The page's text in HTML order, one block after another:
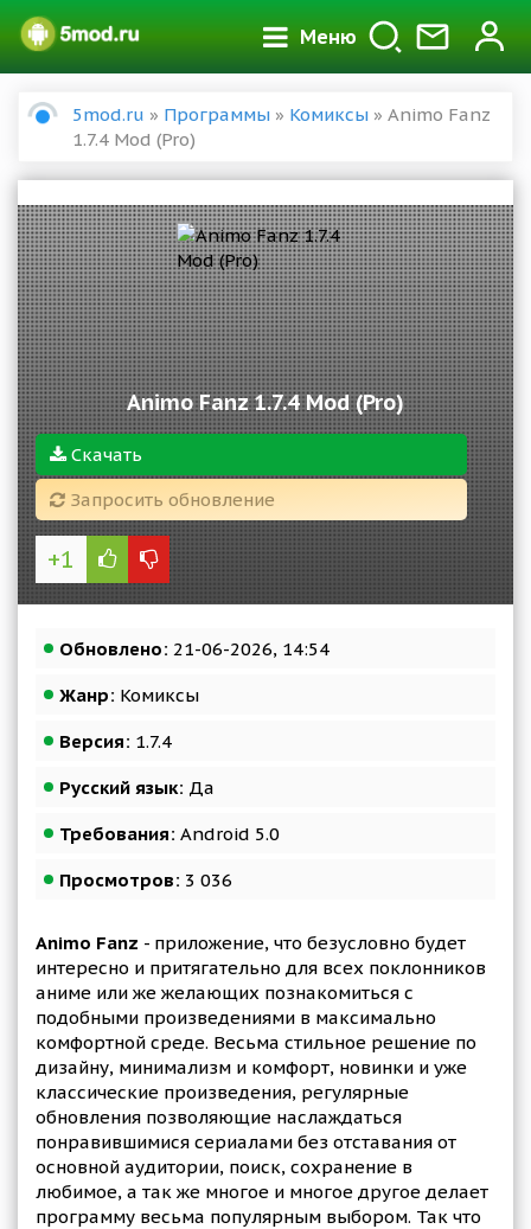
Меню
5mod.ru » Программы » Комиксы » Animo Fanz
1.7.4 Mod (Pro)
Animo Fanz 1.7.4 Mod (Pro)
Скачать
Запросить обновление
+1
Обновлено: 21-06-2026, 14:54
Жанр: Комиксы
Версия: 1.7.4
Русский язык: Да
Требования: Android 5.0
Просмотров: 3 036
Animo Fanz - приложение, что безусловно будет
интересно и притягательно для всех поклонников
аниме или же желающих познакомиться с
подобными произведениями в максимально
комфортной среде. Весьма стильное решение по
дизайну, минимализм и комфорт, новинки и уже
классические произведения, регулярные
обновления позволяющие наслаждаться
понравившимися сериалами без отставания от
основной аудитории, поиск, сохранение в
любимое, а так же многое и многое другое делает
программу весьма популярным выбором. Так что